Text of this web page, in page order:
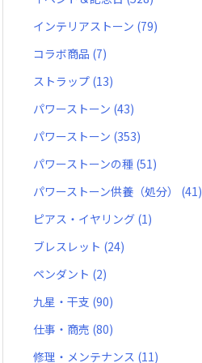
インテリアストーン (79)
コラボ商品 (7)
ストラップ (13)
パワーストーン (43)
パワーストーン (353)
パワーストーンの種 (51)
パワーストーン供養（処分） (41)
ピアス・イヤリング (1)
ブレスレット (24)
ペンダント (2)
九星・干支 (90)
仕事・商売 (80)
修理・メンテナンス (11)